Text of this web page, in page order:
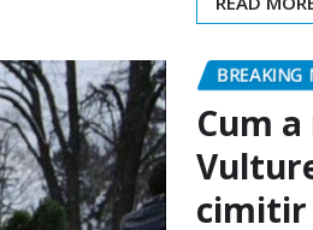
Cum
cimitir
clujazi
În data de